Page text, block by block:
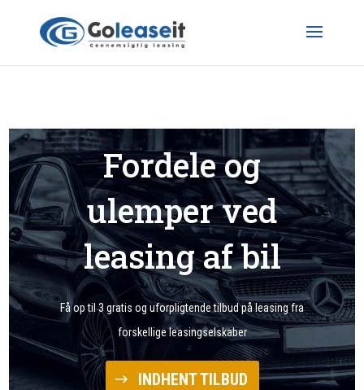
Fordele og
ulemper ved
leasing af bil
Få op til 3 gratis og uforpligtende tilbud på leasing fra
forskellige leasingselskaber
INDHENT TILBUD